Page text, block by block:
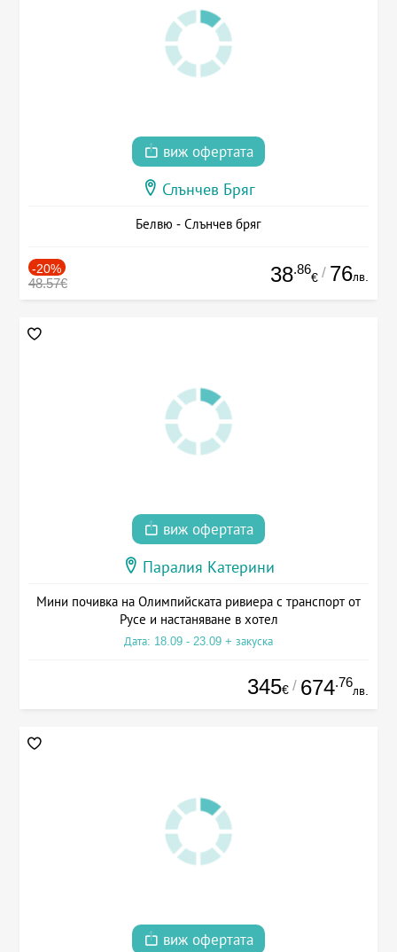
виж офертата
Слънчев Бряг
Белвю - Слънчев бряг
-20%
48.57€ 38.86
€ / 76лв.
виж офертата
Паралия Катерини
Мини почивка на Олимпийската ривиера с транспорт от
Русе и настаняване в хотел
Дата: 18.09 - 23.09 + закуска
345€ / 674.76
лв.
виж офертата